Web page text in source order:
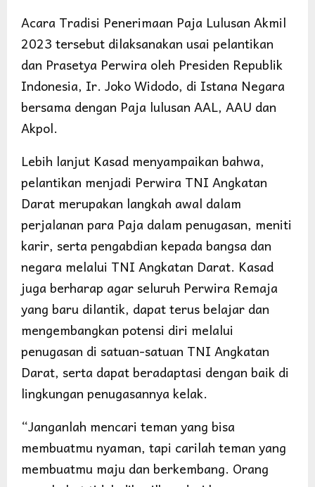
Acara Tradisi Penerimaan Paja Lulusan Akmil
2023 tersebut dilaksanakan usai pelantikan
dan Prasetya Perwira oleh Presiden Republik
Indonesia, Ir. Joko Widodo, di Istana Negara
bersama dengan Paja lulusan AAL, AAU dan
Akpol.
Lebih lanjut Kasad menyampaikan bahwa,
pelantikan menjadi Perwira TNI Angkatan
Darat merupakan langkah awal dalam
perjalanan para Paja dalam penugasan, meniti
karir, serta pengabdian kepada bangsa dan
negara melalui TNI Angkatan Darat. Kasad
juga berharap agar seluruh Perwira Remaja
yang baru dilantik, dapat terus belajar dan
mengembangkan potensi diri melalui
penugasan di satuan-satuan TNI Angkatan
Darat, serta dapat beradaptasi dengan baik di
lingkungan penugasannya kelak.
“Janganlah mencari teman yang bisa
membuatmu nyaman, tapi carilah teman yang
membuatmu maju dan berkembang. Orang